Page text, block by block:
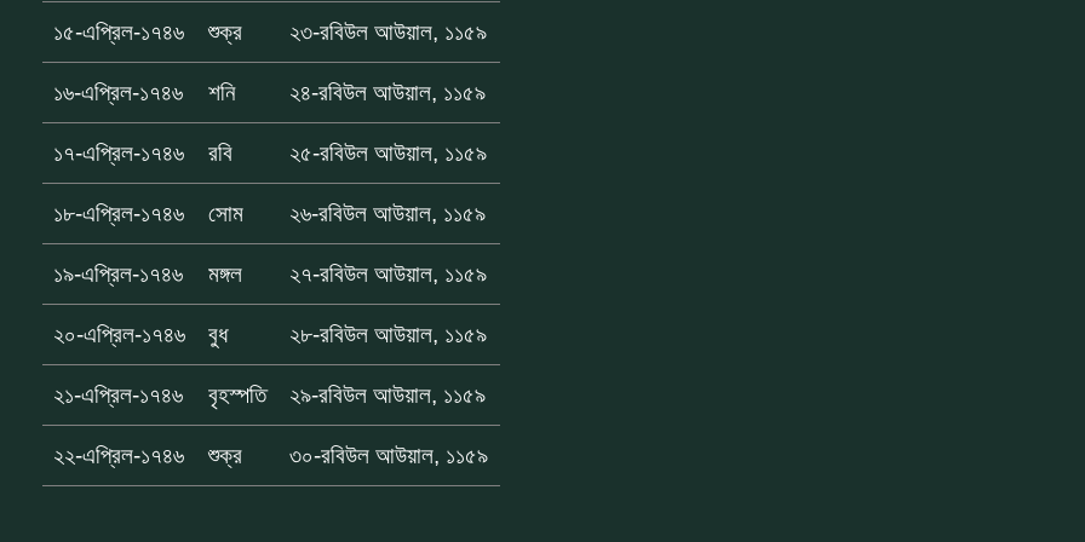
১৫-এপ্রিল-১৭৪৬ শুক্র ২৩-রবিউল আউয়াল, ১১৫৯
১৬-এপ্রিল-১৭৪৬ শনি ২৪-রবিউল আউয়াল, ১১৫৯
১৭-এপ্রিল-১৭৪৬ রবি ২৫-রবিউল আউয়াল, ১১৫৯
১৮-এপ্রিল-১৭৪৬ সোম ২৬-রবিউল আউয়াল, ১১৫৯
১৯-এপ্রিল-১৭৪৬ মঙ্গল ২৭-রবিউল আউয়াল, ১১৫৯
২০-এপ্রিল-১৭৪৬ বুধ ২৮-রবিউল আউয়াল, ১১৫৯
২১-এপ্রিল-১৭৪৬ বৃহস্পতি ২৯-রবিউল আউয়াল, ১১৫৯
২২-এপ্রিল-১৭৪৬ শুক্র ৩০-রবিউল আউয়াল, ১১৫৯